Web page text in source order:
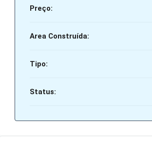
Preço:
Area Construída:
Tipo:
Status: